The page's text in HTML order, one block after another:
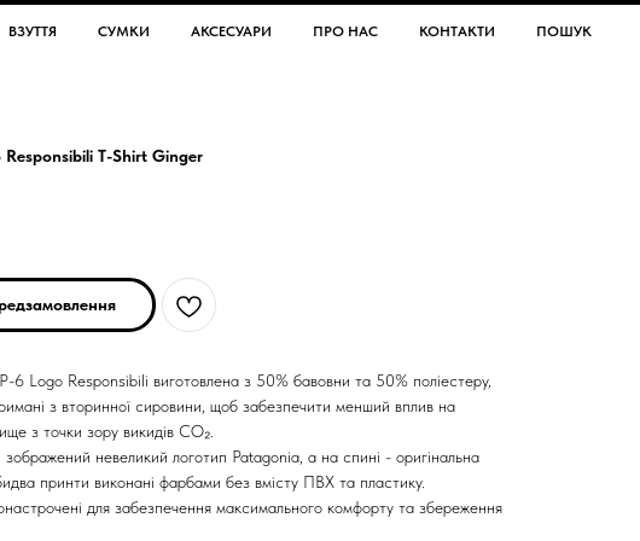
ВЗУТТЯ СУМКИ АКСЕСУАРИ ПРО НАС КОНТАКТИ ПОШУК
T-Shirt Ginger
6 Logo Responsibili виготовлена з 50% бавовни та 50% поліестеру,
з вторинної сировини, щоб забезпечити менший вплив на
з точки зору викидів CO₂.
невеликий логотип Patagonia, а на спині - оригінальна
принти виконані фарбами без вмісту ПВХ та пластику.
для забезпечення максимального комфорту та збереження